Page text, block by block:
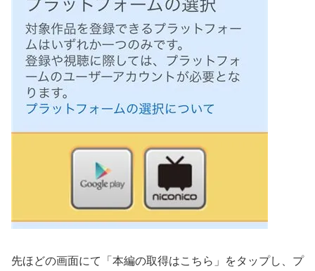
先ほどの画面にて「本編の取得はこちら」をタップし、プ